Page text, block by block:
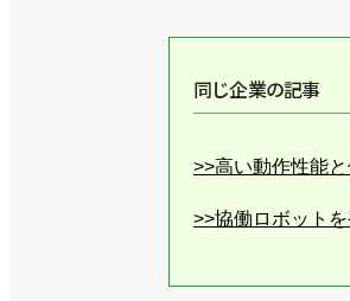
同じ企業の記事
>>高い動作性能
>>協働ロボット